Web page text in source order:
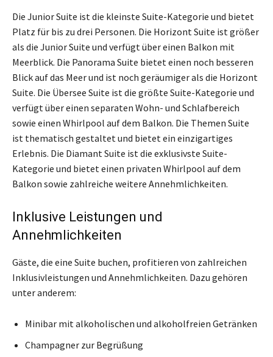
Die Junior Suite ist die kleinste Suite-Kategorie und bietet
Platz für bis zu drei Personen. Die Horizont Suite ist größer
als die Junior Suite und verfügt über einen Balkon mit
Meerblick. Die Panorama Suite bietet einen noch besseren
Blick auf das Meer und ist noch geräumiger als die Horizont
Suite. Die Übersee Suite ist die größte Suite-Kategorie und
verfügt über einen separaten Wohn- und Schlafbereich
sowie einen Whirlpool auf dem Balkon. Die Themen Suite
ist thematisch gestaltet und bietet ein einzigartiges
Erlebnis. Die Diamant Suite ist die exklusivste Suite-
Kategorie und bietet einen privaten Whirlpool auf dem
Balkon sowie zahlreiche weitere Annehmlichkeiten.
Inklusive Leistungen und
Annehmlichkeiten
Gäste, die eine Suite buchen, profitieren von zahlreichen
Inklusivleistungen und Annehmlichkeiten. Dazu gehören
unter anderem:
Minibar mit alkoholischen und alkoholfreien Getränken
Champagner zur Begrüßung